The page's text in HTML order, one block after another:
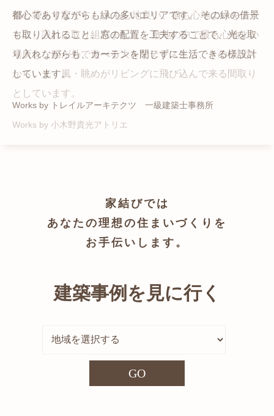
猫と暮らす家です。 人も心地良い、猫も心地よいをテー
マに、設計に取り組みました。 敷地の中で最も心地よい
場所を、猫が外で遊べる大きなテラスとし、そのテラス
から、光・風・眺めがリビングに飛び込んで来る間取り
としています。
Works by 小木野貴光アトリエ
都心でありながらも緑の多いエリアです。 その緑の借景
も取り入れること、窓の配置を工夫することで、光を取
り入れながらも、カーテンを閉じずに生活できる様設計
しています。
Works by トレイルアーキテクツ 一級建築士事務所
自然の中の岩山を切り開いて造った、ワイルドなゲスト
ハウスをイメージした空間が広がる都市型住宅です。
かつての機織り工場が、その趣を残しつつ孫世帯の住居
へと蘇りました。
家結びでは
あなたの理想の住まいづくりを
お手伝いします。
建築事例を見に行く
GO